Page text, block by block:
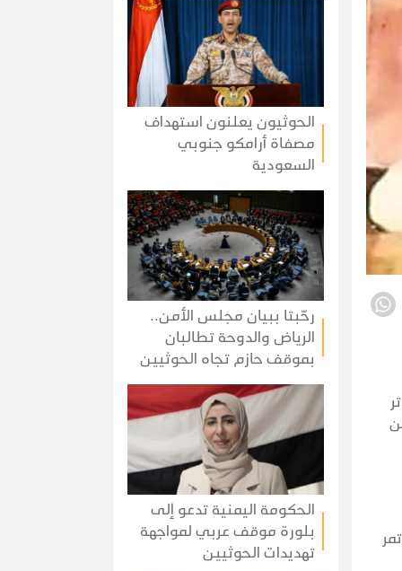
الحوثيون يعلنون استهداف
مصفاة أرامكو جنوبي
السعودية
رحّبتا ببيان مجلس الأمن..
الرياض والدوحة تطالبان
بموقف حازم تجاه الحوثيين
الحكومة اليمنية تدعو إلى
بلورة موقف عربي لمواجهة
تهديدات الحوثيين